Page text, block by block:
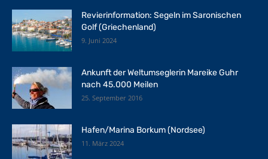
Revierinformation: Segeln im Saronischen
Golf (Griechenland)
9. Juni 2024
Ankunft der Weltumseglerin Mareike Guhr
nach 45.000 Meilen
25. September 2016
Hafen/Marina Borkum (Nordsee)
11. März 2024